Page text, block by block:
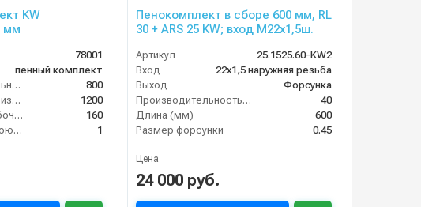
KW
мм
78001
пенный комплект
Длина распылительного копья (мм)
800
Максимальная производительность по воде (л/ч)
1200
Максимальное рабочее давление (бар)
160
Объём бака для моющего средства (л)
1
Пенокомплект в сборе 600 мм, RL
30 + ARS 25 KW; вход М22х1,5ш.
Артикул
25.1525.60-KW2
Вход
22х1,5 наружняя резьба
Выход
Форсунка
Производительность (л/мин)
40
Длина (мм)
600
Размер форсунки
0.45
Цена
24 000 руб.